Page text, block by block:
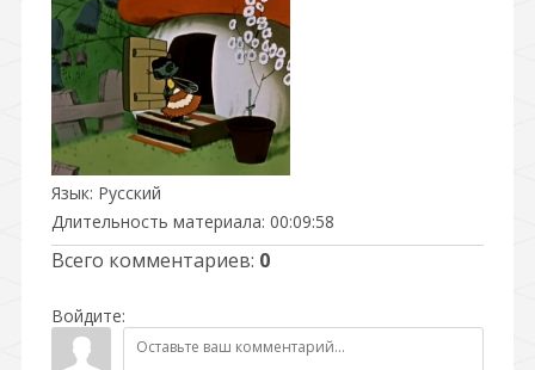
Язык: Русский
Длительность материала: 00:09:58
Всего комментариев: 0
Войдите: